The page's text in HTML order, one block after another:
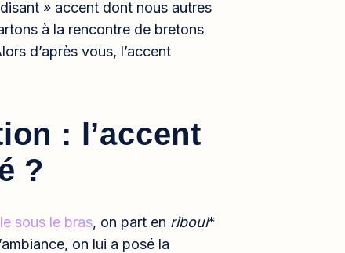
» accent dont nous autres
à la rencontre de bretons
d’après vous, l’accent
: l’accent
?
sous le bras, on part en riboul*
on lui a posé la